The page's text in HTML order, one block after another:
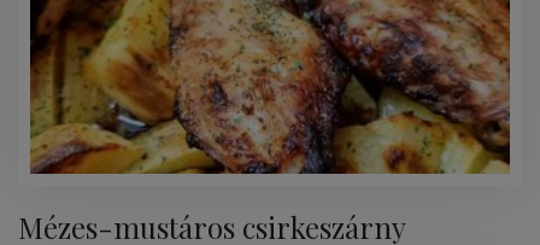
Mézes-mustáros csirkeszárny